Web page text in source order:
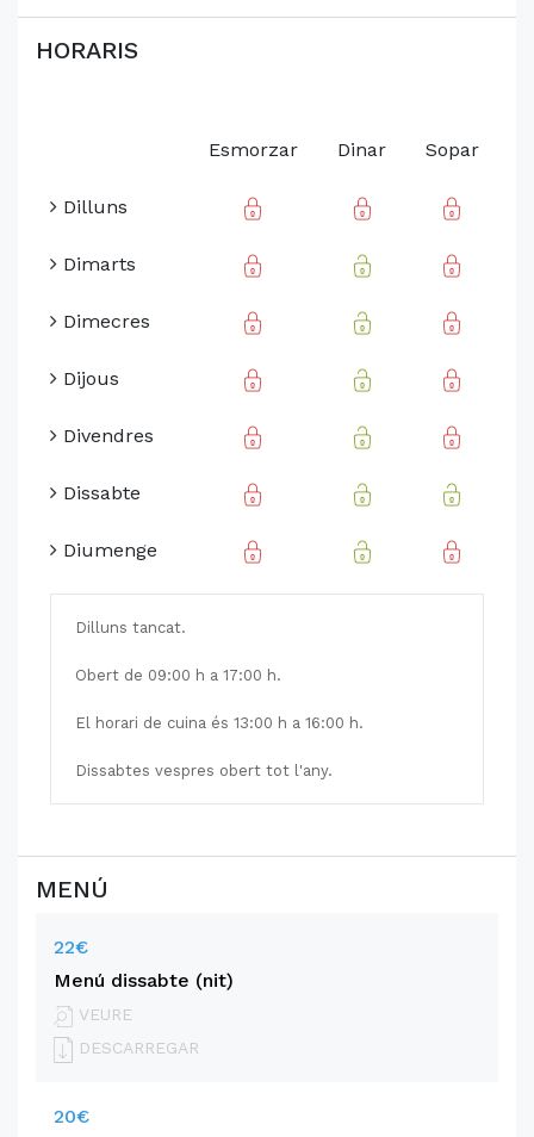
HORARIS
Esmorzar Dinar Sopar
Dilluns
Dimarts
Dimecres
Dijous
Divendres
Dissabte
Diumenge
Dilluns tancat.
Obert de 09:00 h a 17:00 h.
El horari de cuina és 13:00 h a 16:00 h.
Dissabtes vespres obert tot l'any.
MENÚ
22€
Menú dissabte (nit)
VEURE
DESCARREGAR
20€